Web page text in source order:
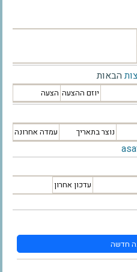
הבאות
יוזם ההצעה הצעה
נוצר בתאריך עמדה אחרונה
עדכון אחרון
חדשה